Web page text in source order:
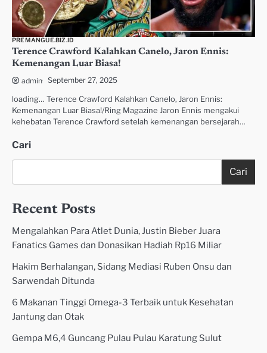
PREMANGUE.BIZ.ID
Terence Crawford Kalahkan Canelo, Jaron Ennis:
Kemenangan Luar Biasa!
admin September 27, 2025
loading… Terence Crawford Kalahkan Canelo, Jaron Ennis:
Kemenangan Luar Biasa!/Ring Magazine Jaron Ennis mengakui
kehebatan Terence Crawford setelah kemenangan bersejarah…
Cari
Cari
Recent Posts
Mengalahkan Para Atlet Dunia, Justin Bieber Juara
Fanatics Games dan Donasikan Hadiah Rp16 Miliar
Hakim Berhalangan, Sidang Mediasi Ruben Onsu dan
Sarwendah Ditunda
6 Makanan Tinggi Omega-3 Terbaik untuk Kesehatan
Jantung dan Otak
Gempa M6,4 Guncang Pulau Pulau Karatung Sulut